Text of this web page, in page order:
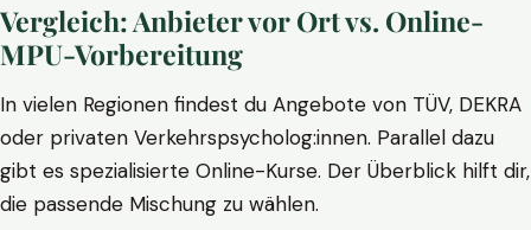
Vergleich: Anbieter vor Ort vs. Online-
MPU-Vorbereitung
In vielen Regionen findest du Angebote von TÜV, DEKRA
oder privaten Verkehrspsycholog:innen. Parallel dazu
gibt es spezialisierte Online-Kurse. Der Überblick hilft dir,
die passende Mischung zu wählen.